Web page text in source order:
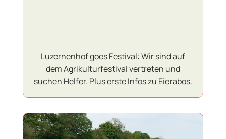
Luzernenhof goes Festival: Wir sind auf
dem Agrikulturfestival vertreten und
suchen Helfer. Plus erste Infos zu Eierabos.